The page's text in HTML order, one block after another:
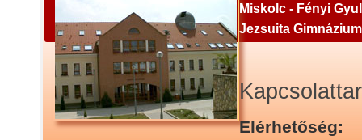
Miskolc - Fényi
Jezsuita Gimnázium
Elérhetőség: